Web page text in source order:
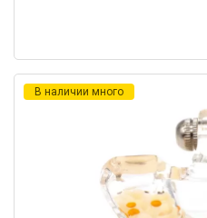
В наличии много